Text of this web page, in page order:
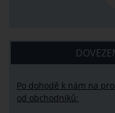
Po dohodě k nám na
od obchodníků: